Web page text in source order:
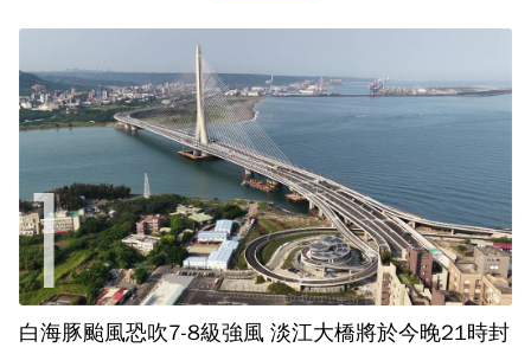
白海豚颱風恐吹7-8級強風 淡江大橋將於今晚21時封